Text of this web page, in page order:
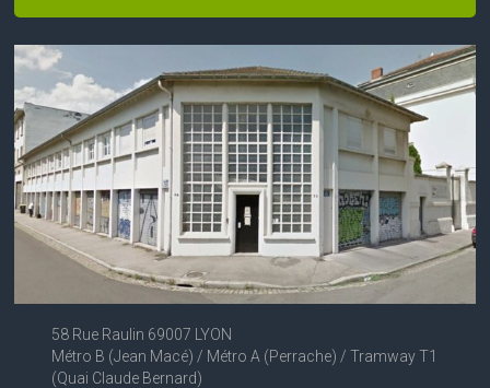
58 Rue Raulin 69007 LYON
Métro B (Jean Macé) / Métro A (Perrache) / Tramway T1
(Quai Claude Bernard)